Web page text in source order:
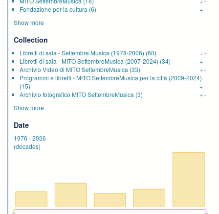
Fondazione per la cultura (6) +-
Show more
Collection
Libretti di sala - Settembre Musica (1978-2006) (60) +-
Libretti di sala - MITO SettembreMusica (2007-2024) (34) +-
Archivio Video di MITO SettembreMusica (33) +-
Programmi e libretti - MITO SettembreMusica per la città (2009-2024)
(15)
+-
Archivio fotografico MITO SettembreMusica (3) +-
Show more
Date
1976 -2026
(decades)